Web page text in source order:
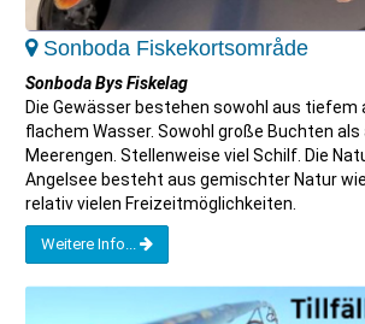
Sonboda Fiskekortsområde
Sonboda Bys Fiskelag
Die Gewässer bestehen sowohl aus tiefem
flachem Wasser. Sowohl große Buchten als
Meerengen. Stellenweise viel Schilf. Die
Angelsee besteht aus gemischter Natur wie
relativ vielen Freizeitmöglichkeiten.
Weitere Info...